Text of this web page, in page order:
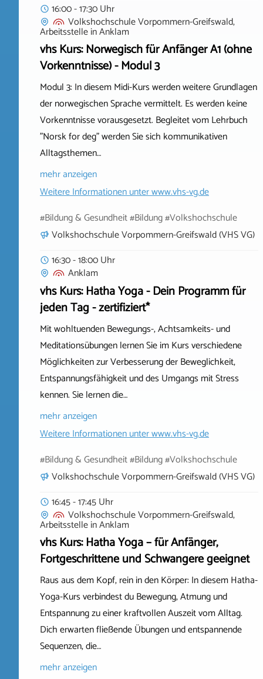
16:00 - 17:30 Uhr
Volkshochschule Vorpommern-Greifswald,
ArbeitsstelleinAnklam
vhs Kurs: Norwegisch für Anfänger A1 (ohne
Vorkenntnisse) - Modul 3
Modul 3: In diesem Midi-Kurs werden weitere Grundlagen
der norwegischen Sprache vermittelt. Es werden keine
Vorkenntnisse vorausgesetzt. Begleitet vom Lehrbuch
"Norsk for deg" werden Sie sich kommunikativen
Alltagsthemen…
mehr anzeigen
Weitere Informationen unterwww.vhs-vg.de
#Bildung & Gesundheit #Bildung #Volkshochschule
Volkshochschule Vorpommern-Greifswald (VHS VG)
16:30 - 18:00 Uhr
Anklam
vhs Kurs: Hatha Yoga - Dein Programm für
jeden Tag - zertifiziert*
Mit wohltuenden Bewegungs-, Achtsamkeits- und
Meditationsübungen lernen Sie im Kurs verschiedene
Möglichkeiten zur Verbesserung der Beweglichkeit,
Entspannungsfähigkeit und des Umgangs mit Stress
kennen. Sie lernen die…
mehr anzeigen
Weitere Informationen unterwww.vhs-vg.de
#Bildung & Gesundheit #Bildung #Volkshochschule
Volkshochschule Vorpommern-Greifswald (VHS VG)
16:45 - 17:45 Uhr
Volkshochschule Vorpommern-Greifswald,
ArbeitsstelleinAnklam
vhs Kurs: Hatha Yoga – für Anfänger,
Fortgeschrittene und Schwangere geeignet
Raus aus dem Kopf, rein in den Körper: In diesem Hatha-
Yoga-Kurs verbindest du Bewegung, Atmung und
Entspannung zu einer kraftvollen Auszeit vom Alltag.
Dich erwarten fließende Übungen und entspannende
Sequenzen, die…
mehr anzeigen